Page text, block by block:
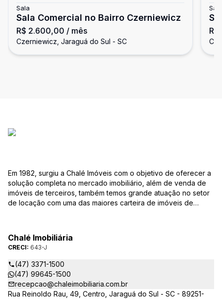
Sala
Sala Comercial no Bairro Czerniewicz
R$ 2.600,00 / mês
Czerniewicz, Jaraguá do Sul - SC
Sala
Em 1982, surgiu a Chalé Imóveis com o objetivo de oferecer a
solução completa no mercado imobiliário, além de venda de
imóveis de terceiros, também temos grande atuação no setor
de locação com uma das maiores carteira de imóveis de
Arte Imóveis. E também reavaliamos a nossa Missão, Visão e
Valores.
Chalé Imobiliária
CRECI: 643-J
(47) 3371-1500
(47) 99645-1500
recepcao@chaleimobiliaria.com.br
Rua Reinoldo Rau, 49, Centro, Jaraguá do Sul - SC - 89251-